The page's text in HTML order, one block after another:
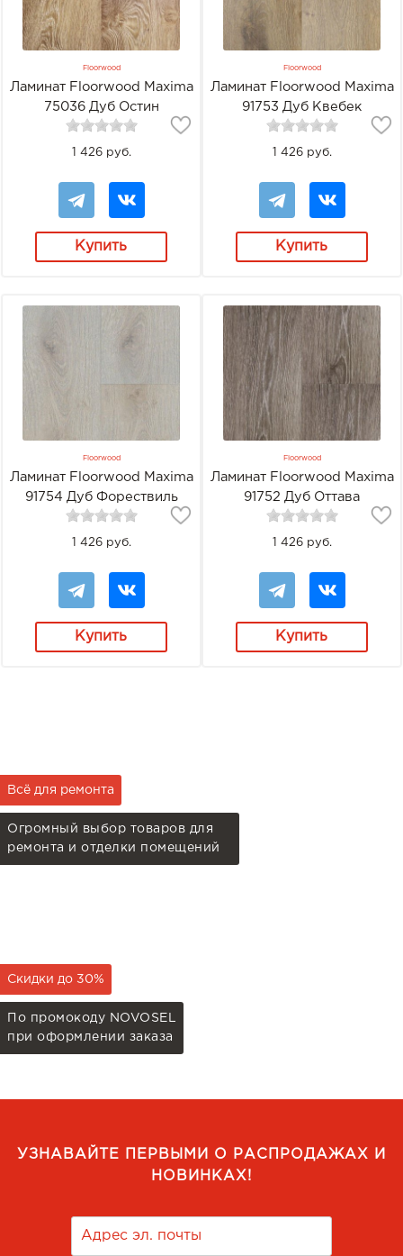
Floorwood
Ламинат Floorwood Maxima
75036 Дуб Остин
1 426 руб.
Купить
Floorwood
Ламинат Floorwood Maxima
91753 Дуб Квебек
1 426 руб.
Купить
Floorwood
Ламинат Floorwood Maxima
91754 Дуб Форествиль
1 426 руб.
Купить
Floorwood
Ламинат Floorwood Maxima
91752 Дуб Оттава
1 426 руб.
Купить
Всё для ремонта
Огромный выбор товаров для
ремонта и отделки помещений
Скидки до 30%
По промокоду NOVOSEL
при оформлении заказа
УЗНАВАЙТЕ ПЕРВЫМИ О РАСПРОДАЖАХ И
НОВИНКАХ!